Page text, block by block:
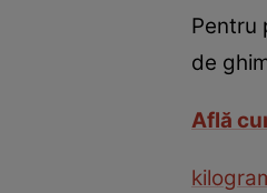
Pentru
de
Află